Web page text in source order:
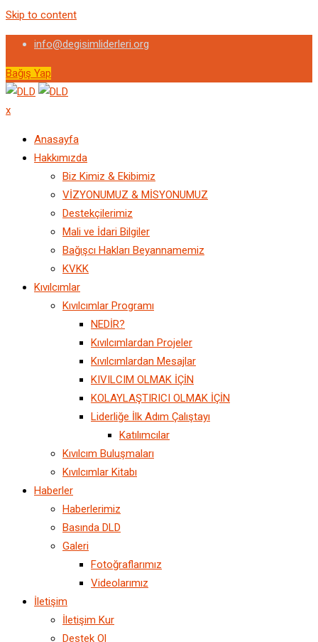
Skip to content
info@degisimliderleri.org
Bağış Yap
x
Anasayfa
Hakkımızda
Biz Kimiz & Ekibimiz
VİZYONUMUZ & MİSYONUMUZ
Destekçilerimiz
Mali ve İdari Bilgiler
Bağışcı Hakları Beyannamemiz
KVKK
Kıvılcımlar
Kıvılcımlar Programı
NEDİR?
Kıvılcımlardan Projeler
Kıvılcımlardan Mesajlar
KIVILCIM OLMAK İÇİN
KOLAYLAŞTIRICI OLMAK İÇİN
Liderliğe İlk Adım Çalıştayı
Katılımcılar
Kıvılcım Buluşmaları
Kıvılcımlar Kitabı
Haberler
Haberlerimiz
Basında DLD
Galeri
Fotoğraflarımız
Videolarımız
İletişim
İletişim Kur
Destek Ol